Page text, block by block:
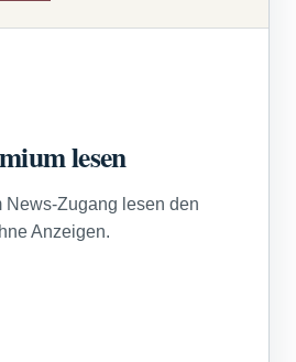
lesen
News-Zugang lesen den
Anzeigen.